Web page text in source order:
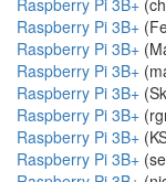
Raspberry Pi 3B+
Raspberry Pi 3B+
Raspberry Pi 3B+
Raspberry Pi 3B+
Raspberry Pi 3B+
Raspberry Pi 3B+
Raspberry Pi 3B+
Raspberry Pi 3B+